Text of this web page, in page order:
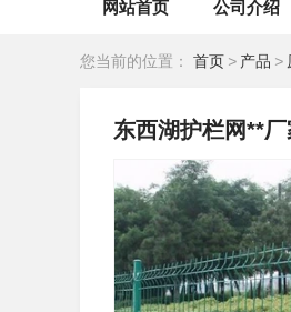
网站首页 公司介绍
您当前的位置： 首页 > 产品 >
东西湖护栏网**